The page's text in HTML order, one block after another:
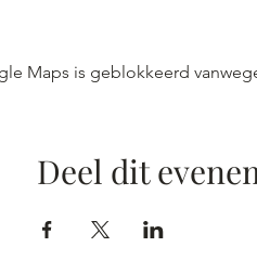
Maps is geblokkeerd
Deel dit